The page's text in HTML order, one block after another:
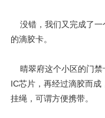
没错，我们又完成了一
的滴胶卡。
晴翠府这个小区的门禁
IC芯片，再经过滴胶而成
挂绳，可谓方便携带。